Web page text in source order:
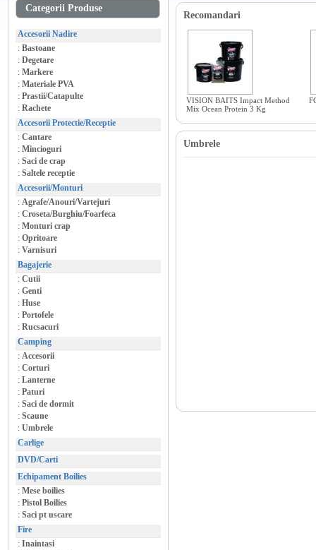
Categorii Produse
Accesorii Nadire
: Bastoane
: Degetare
: Markere
: Materiale PVA
: Prastii/Catapulte
: Rachete
Accesorii Protectie/Receptie
: Cantare
: Mincioguri
: Saci de crap
: Saltele receptie
Accesorii/Monturi
: Agrafe/Anouri/Vartejuri
: Croseta/Burghiu/Foarfeca
: Monturi crap
: Opritoare
: Varnisuri
Bagajerie
: Cutii
: Genti
: Huse
: Portofele
: Rucsacuri
Camping
: Accesorii
: Corturi
: Lanterne
: Paturi
: Saci de dormit
: Scaune
: Umbrele
Carlige
DVD/Carti
Echipament Boilies
: Mese boilies
: Pistol Boilies
: Saci pt uscare
Fire
: Inaintasi
Recomandari
VISION BAITS Impact Method
Mix Ocean Protein 3 Kg
Umbrele